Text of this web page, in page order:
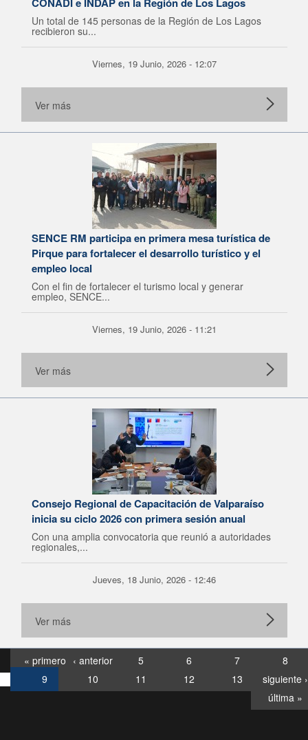
Un total de 145 personas de la Región de Los Lagos
recibieron su...
Viernes, 19 Junio, 2026 - 12:07
Ver más
SENCE RM participa en primera mesa turística de
Pirque para fortalecer el desarrollo turístico y el
empleo local
Con el fin de fortalecer el turismo local y generar
empleo, SENCE...
Viernes, 19 Junio, 2026 - 11:21
Ver más
Consejo Regional de Capacitación de Valparaíso
inicia su ciclo 2026 con primera sesión anual
Con una amplia convocatoria que reunió a autoridades
regionales,...
Jueves, 18 Junio, 2026 - 12:46
Ver más
« primero ‹ anterior 5 6 7
8
9
10 11 12 13
siguiente ›
última »